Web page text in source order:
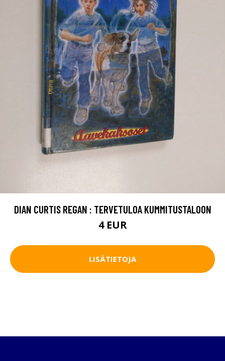
DIAN CURTIS REGAN : TERVETULOA KUMMITUSTALOON
4 EUR
LISÄTIETOJA